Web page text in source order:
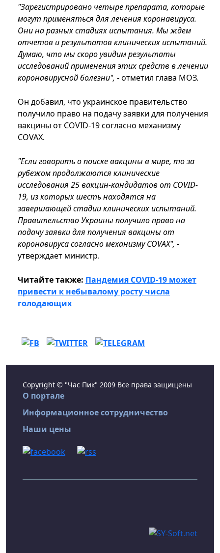
"Зарегистрировано четыре препарата, которые
могут применяться для лечения коронавируса.
Они на разных стадиях испытания. Мы ждем
отчетов и результатов клинических испытаний.
Думаю, что мы скоро увидим результаты
исследований применения этих средств в лечении
коронавирусной болезни", - отметил глава МОЗ.
Он добавил, что украинское правительство
получило право на подачу заявки для получения
вакцины от COVID-19 согласно механизму
COVAX.
"Если говорить о поиске вакцины в мире, то за
рубежом продолжаются клинические
исследования 25 вакцин-кандидатов от COVID-
19, из которых шесть находятся на
завершающей стадии клинических испытаний.
Правительство Украины получило право на
подачу заявки для получения вакцины от
коронавируса согласно механизму COVAX", -
утверждает министр.
Читайте также: Пандемия COVID-19 может
привести к небывалому росту числа
голодающих
Copyright © "Час Пик" 2009 Все права защищены
О портале
Информационное сотрудничество
Наши цены